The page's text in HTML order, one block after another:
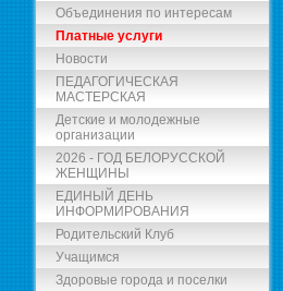
Объединения по интересам
Платные услуги
Новости
ПЕДАГОГИЧЕСКАЯ
МАСТЕРСКАЯ
Детские и молодежные
организации
2026 - ГОД БЕЛОРУССКОЙ
ЖЕНЩИНЫ
ЕДИНЫЙ ДЕНЬ
ИНФОРМИРОВАНИЯ
Родительский Клуб
Учащимся
Здоровые города и поселки